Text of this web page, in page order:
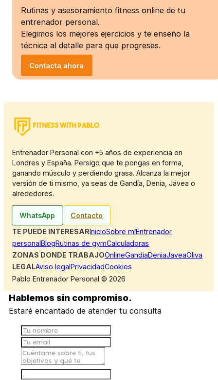
Rutinas y asesoramiento fitness online de tu
entrenador personal.
Elegimos los mejores ejercicios y te enseño la
técnica al detalle para que progreses.
Contacta ahora
Entrenador Personal con +5 años de experiencia en
Londres y España. Persigo que te pongas en forma,
ganando músculo y perdiendo grasa. Alcanza la mejor
versión de ti mismo, ya seas de Gandía, Denia, Jávea o
alrededores.
WhatsApp
Contacto
TE PUEDE INTERESARInicioSobre míEntrenador
personalBlogRutinas de gymCalculadoras
ZONAS DONDE TRABAJOOnlineGandiaDeniaJaveaOliva
LEGALAviso legalPrivacidadCookies
Pablo Entrenador Personal © 2026
Hablemos sin compromiso.
Estaré encantado de atender tu consulta